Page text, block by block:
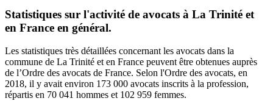
Statistiques sur l'activité de avocats à La Trinité et
en France en général.
Les statistiques très détaillées concernant les avocats dans la
commune de La Trinité et en France peuvent être obtenues auprès
de l’Ordre des avocats de France. Selon l'Ordre des avocats, en
2018, il y avait environ 173 000 avocats inscrits à la profession,
répartis en 70 041 hommes et 102 959 femmes.